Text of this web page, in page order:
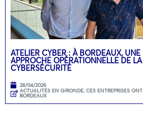
ATELIER CYBER : À BORDEAUX, UNE
APPROCHE OPÉRATIONNELLE DE LA
CYBERSÉCURITÉ
28/04/2026
ACTUALITÉS EN GIRONDE, CES ENTREPRISES
BORDEAUX